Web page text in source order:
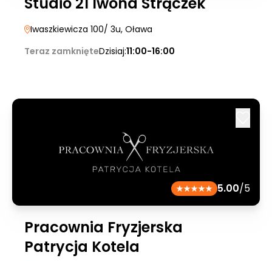
Iwaszkiewicza 100/ 3u, Oława
Teraz zamknięteDzisiaj:11:00-16:00
5.00/5
Pracownia Fryzjerska
Patrycja Kotela